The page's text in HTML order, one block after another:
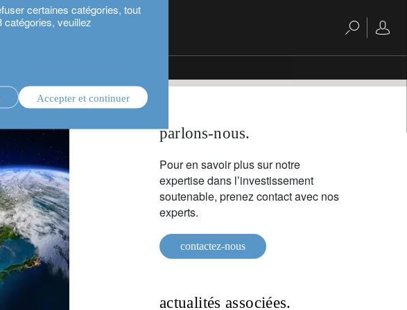
certaines catégories, tout
catégories, veuillez
Accepter et continuer
leur épingle du jeu ?
parlons-nous.
Pour en savoir plus sur notre
expertise dans l’investissement
soutenable, prenez contact avec nos
experts.
contactez-nous
actualités associées.